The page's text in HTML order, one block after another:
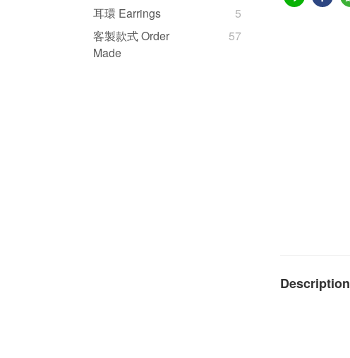
耳環 Earrings
5
客製款式 Order
Made
57
Description